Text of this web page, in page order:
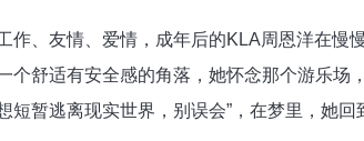
、友情、爱情，成年后的KLA周恩洋在慢
个舒适有安全感的角落，她怀念那个游乐场
短暂逃离现实世界，别误会”，在梦里，她回